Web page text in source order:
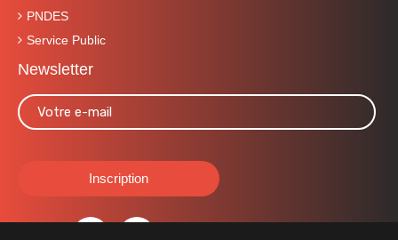
PNDES
Service Public
Newsletter